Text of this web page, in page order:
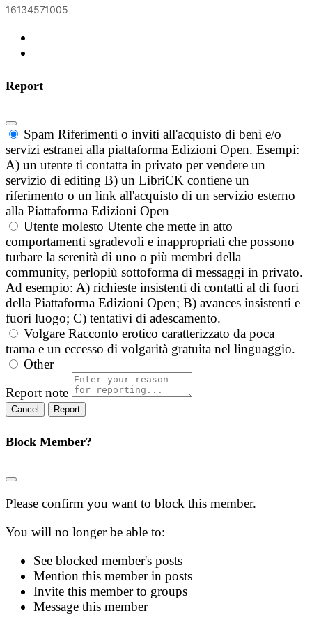
16134571005
Report
Spam Riferimenti o inviti all'acquisto di beni e/o
servizi estranei alla piattaforma Edizioni Open. Esempi:
A) un utente ti contatta in privato per vendere un
servizio di editing B) un LibriCK contiene un
riferimento o un link all'acquisto di un servizio esterno
alla Piattaforma Edizioni Open
Utente molesto Utente che mette in atto
comportamenti sgradevoli e inappropriati che possono
turbare la serenità di uno o più membri della
community, perlopiù sottoforma di messaggi in privato.
Ad esempio: A) richieste insistenti di contatti al di fuori
della Piattaforma Edizioni Open; B) avances insistenti e
fuori luogo; C) tentativi di adescamento.
Volgare Racconto erotico caratterizzato da poca
trama e un eccesso di volgarità gratuita nel linguaggio.
Other
Report note
Report
Block Member?
Please confirm you want to block this member.
You will no longer be able to:
See blocked member's posts
Mention this member in posts
Invite this member to groups
Message this member